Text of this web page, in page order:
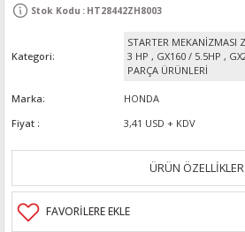
KASNAKLI ALTERNATÖRLER - 1500
Stok Kodu : HT28442ZH8003
Kategori
STARTER MEKANİZMASI
3 HP , GX160 / 5.5HP ,
PARÇA ÜRÜNLERİ
Marka
HONDA
Fiyat
3,41 USD + KDV
ÜRÜN